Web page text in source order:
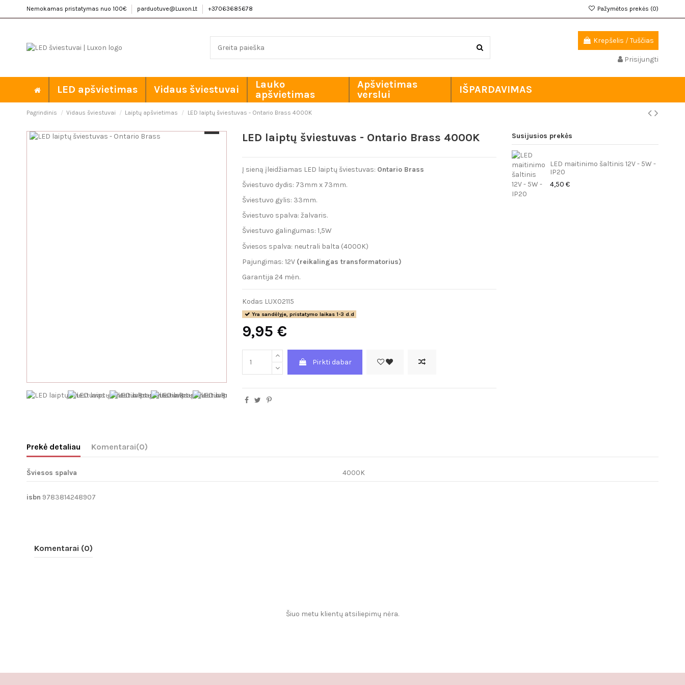
Nemokamas pristatymas nuo 100€ parduotuve@Luxon.Lt +37063685678 Pažymėtos prekės (0)
Krepšelis /Tuščias
Prisijungti
LED apšvietimas Vidaus šviestuvai
Lauko
apšvietimas
Apšvietimas
verslui
IŠPARDAVIMAS
Pagrindinis Vidaus šviestuvai Laiptų apšvietimas LED laiptų šviestuvas - Ontario Brass 4000K
LED laiptų šviestuvas - Ontario Brass 4000K
Į sieną įleidžiamas LED laiptų šviestuvas: Ontario Brass
Šviestuvo dydis: 73mm x 73mm.
Šviestuvo gylis: 33mm.
Šviestuvo spalva: žalvaris.
Šviestuvo galingumas: 1,5W
Šviesos spalva: neutrali balta (4000K)
Pajungimas: 12V (reikalingas transformatorius)
Garantija 24 mėn.
Kodas LUX02115
Yra sandėlyje, pristatymo laikas 1-3 d.d
9,95 €
Pirkti dabar
Susijusios prekės
LED maitinimo šaltinis 12V - 5W -
IP20
4,50 €
Prekė detaliau Komentarai(0)
Šviesos spalva 4000K
isbn 9783814248907
Komentarai (0)
Šiuo metu klientų atsiliepimų nėra.